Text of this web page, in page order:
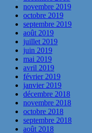
novembre 2019
octobre 2019
septembre 2019
août 2019
juillet 2019
juin 2019
mai 2019
avril 2019
février 2019
janvier 2019
décembre 2018
novembre 2018
octobre 2018
septembre 2018
août 2018